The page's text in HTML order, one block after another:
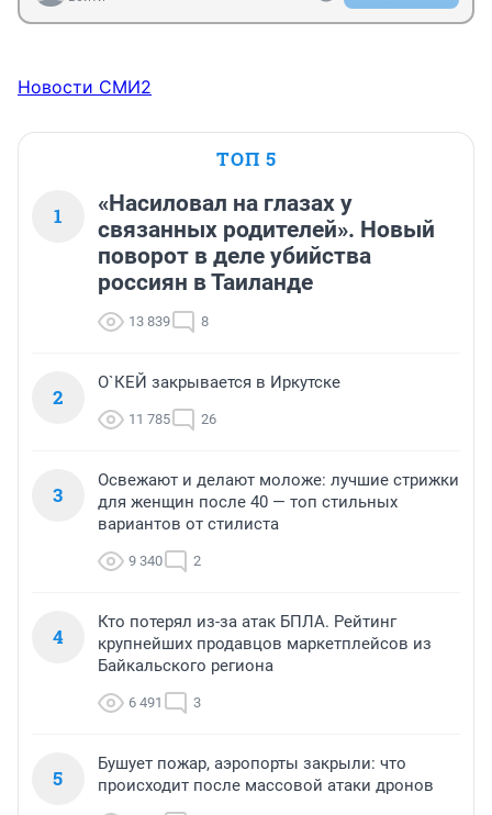
Новости СМИ2
ТОП 5
1
«Насиловал на глазах у
связанных родителей». Новый
поворот в деле убийства
россиян в Таиланде
13 839 8
2
О`КЕЙ закрывается в Иркутске
11 785 26
3
Освежают и делают моложе: лучшие стрижки
для женщин после 40 — топ стильных
вариантов от стилиста
9 340 2
4
Кто потерял из-за атак БПЛА. Рейтинг
крупнейших продавцов маркетплейсов из
Байкальского региона
6 491 3
5
Бушует пожар, аэропорты закрыли: что
происходит после массовой атаки дронов